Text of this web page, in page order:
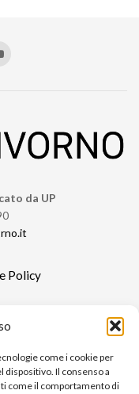
come i cookie per
Il consenso a
come il comportamento di
da UP
Policy